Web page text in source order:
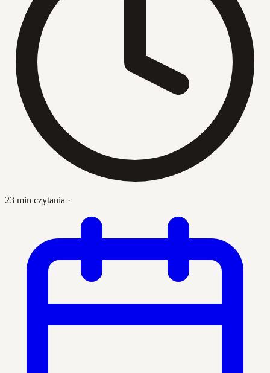
23 min czytania ·